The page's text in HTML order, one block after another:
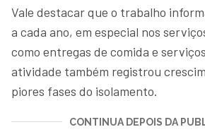
Vale destacar que o trabalho
a cada ano, em especial nos
como entregas de comida e
atividade também registrou
piores fases do isolamento.
CONTINUA DEPOIS DA